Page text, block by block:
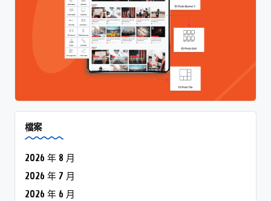
檔案
2026 年 8 月
2026 年 7 月
2026 年 6 月